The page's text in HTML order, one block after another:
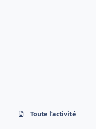
Toute l’activité